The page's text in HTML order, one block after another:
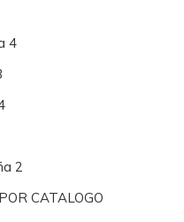
4
2
CATALOGO